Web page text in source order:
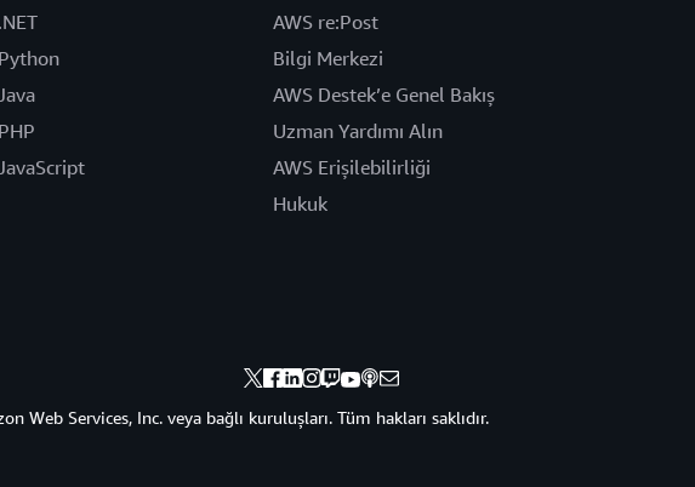
AWS re:Post
Bilgi Merkezi
AWS Destek’e Genel Bakış
Uzman Yardımı Alın
AWS Erişilebilirliği
Hukuk
Web Services, Inc. veya bağlı kuruluşları. Tüm hakları saklıdır.